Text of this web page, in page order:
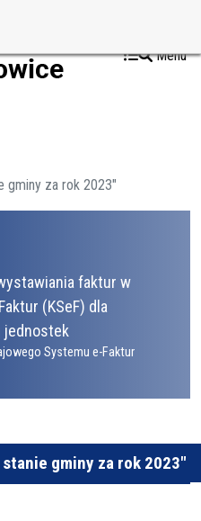
Menu
gminy za rok 2023"
faktur w
(KSeF) dla
jednostek
Systemu e-Faktur
gminy za rok 2023"